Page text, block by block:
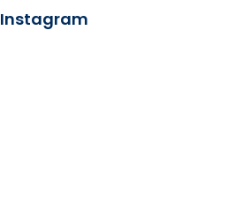
Instagram